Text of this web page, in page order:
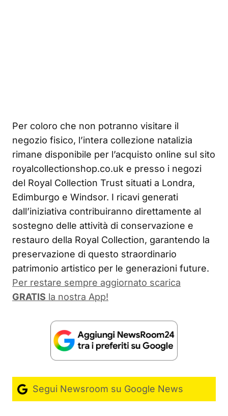
Per coloro che non potranno visitare il
negozio fisico, l’intera collezione natalizia
rimane disponibile per l’acquisto online sul sito
royalcollectionshop.co.uk e presso i negozi
del Royal Collection Trust situati a Londra,
Edimburgo e Windsor. I ricavi generati
dall’iniziativa contribuiranno direttamente al
sostegno delle attività di conservazione e
restauro della Royal Collection, garantendo la
preservazione di questo straordinario
patrimonio artistico per le generazioni future.
Per restare sempre aggiornato scarica
GRATIS la nostra App!
Segui Newsroom su Google News